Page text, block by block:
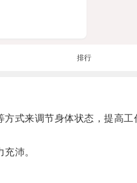
排行
式来调节身体状态，提高工
沛。